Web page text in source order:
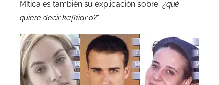
Mítica es también su explicación sobre “¿qué
quiere decir kafkiano?”.